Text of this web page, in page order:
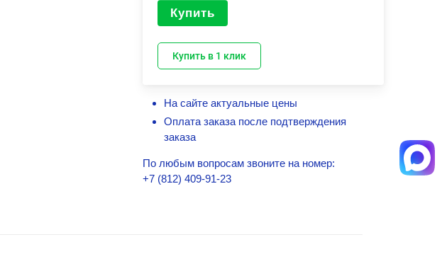
Купить
Купить в 1 клик
На сайте актуальные цены
Оплата заказа после подтверждения
заказа
По любым вопросам звоните на номер:
+7 (812) 409-91-23